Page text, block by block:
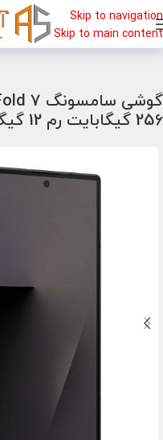
Skip to navigation
Skip to main content
خانه/گوشی/ گوشی سامسونگ
256 گیگابایت رم 12 گیگابایت